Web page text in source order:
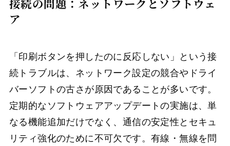
接続の問題：ネットワークとソフトウェ
ア
「印刷ボタンを押したのに反応しない」という接
続トラブルは、ネットワーク設定の競合やドライ
バーソフトの古さが原因であることが多いです。
定期的なソフトウェアアップデートの実施は、単
なる機能追加だけでなく、通信の安定性とセキュ
リティ強化のために不可欠です。有線・無線を問